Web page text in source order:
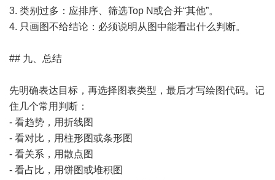
3. 类别过多：应排序、筛选Top N或合并“其他”。
4. 只画图不给结论：必须说明从图中能看出什么判断。
## 九、总结
先明确表达目标，再选择图表类型，最后才写绘图代码。记
住几个常用判断：
- 看趋势，用折线图
- 看对比，用柱形图或条形图
- 看关系，用散点图
- 看占比，用饼图或堆积图